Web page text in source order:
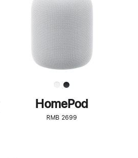
了
解
HomePod<
HomePod
RMB 2699